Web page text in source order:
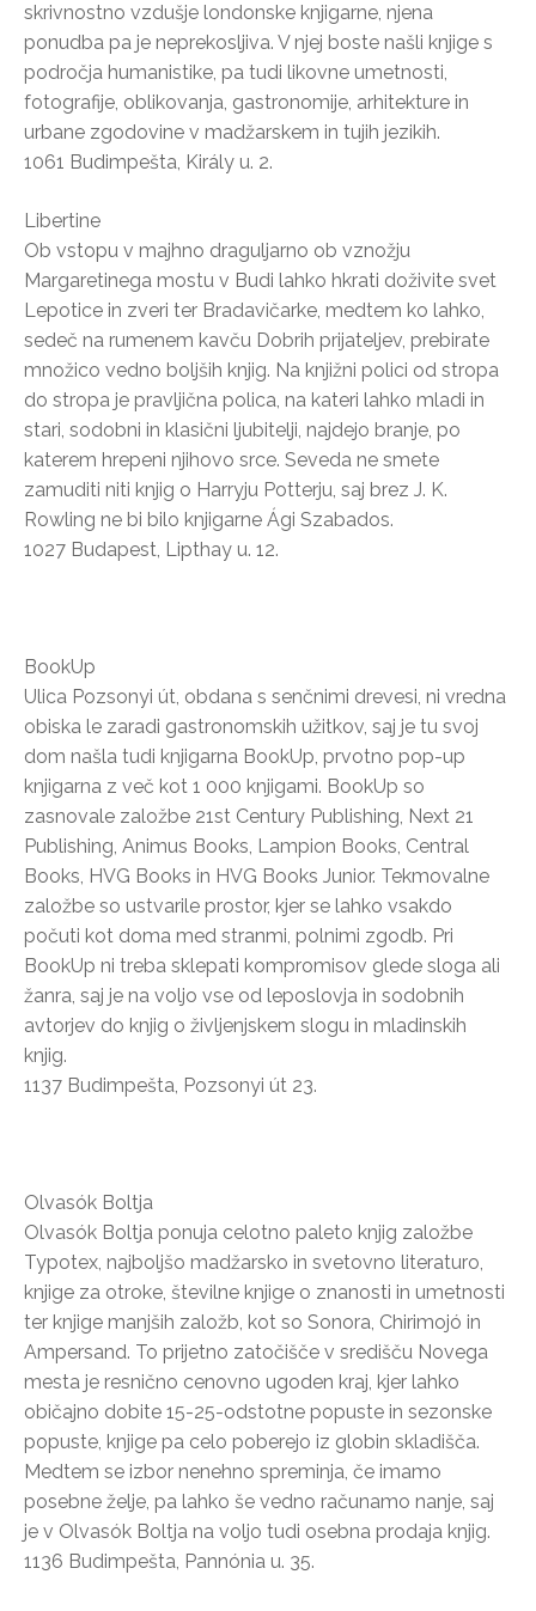
skrivnostno vzdušje londonske knjigarne, njena
ponudba pa je neprekosljiva. V njej boste našli knjige s
področja humanistike, pa tudi likovne umetnosti,
fotografije, oblikovanja, gastronomije, arhitekture in
urbane zgodovine v madžarskem in tujih jezikih.
1061 Budimpešta, Király u. 2.
Libertine
Ob vstopu v majhno draguljarno ob vznožju
Margaretinega mostu v Budi lahko hkrati doživite svet
Lepotice in zveri ter Bradavičarke, medtem ko lahko,
sedeč na rumenem kavču Dobrih prijateljev, prebirate
množico vedno boljših knjig. Na knjižni polici od stropa
do stropa je pravljična polica, na kateri lahko mladi in
stari, sodobni in klasični ljubitelji, najdejo branje, po
katerem hrepeni njihovo srce. Seveda ne smete
zamuditi niti knjig o Harryju Potterju, saj brez J. K.
Rowling ne bi bilo knjigarne Ági Szabados.
1027 Budapest, Lipthay u. 12.
BookUp
Ulica Pozsonyi út, obdana s senčnimi drevesi, ni vredna
obiska le zaradi gastronomskih užitkov, saj je tu svoj
dom našla tudi knjigarna BookUp, prvotno pop-up
knjigarna z več kot 1 000 knjigami. BookUp so
zasnovale založbe 21st Century Publishing, Next 21
Publishing, Animus Books, Lampion Books, Central
Books, HVG Books in HVG Books Junior. Tekmovalne
založbe so ustvarile prostor, kjer se lahko vsakdo
počuti kot doma med stranmi, polnimi zgodb. Pri
BookUp ni treba sklepati kompromisov glede sloga ali
žanra, saj je na voljo vse od leposlovja in sodobnih
avtorjev do knjig o življenjskem slogu in mladinskih
knjig.
1137 Budimpešta, Pozsonyi út 23.
Olvasók Boltja
Olvasók Boltja ponuja celotno paleto knjig založbe
Typotex, najboljšo madžarsko in svetovno literaturo,
knjige za otroke, številne knjige o znanosti in umetnosti
ter knjige manjših založb, kot so Sonora, Chirimojó in
Ampersand. To prijetno zatočišče v središču Novega
mesta je resnično cenovno ugoden kraj, kjer lahko
običajno dobite 15-25-odstotne popuste in sezonske
popuste, knjige pa celo poberejo iz globin skladišča.
Medtem se izbor nenehno spreminja, če imamo
posebne želje, pa lahko še vedno računamo nanje, saj
je v Olvasók Boltja na voljo tudi osebna prodaja knjig.
1136 Budimpešta, Pannónia u. 35.